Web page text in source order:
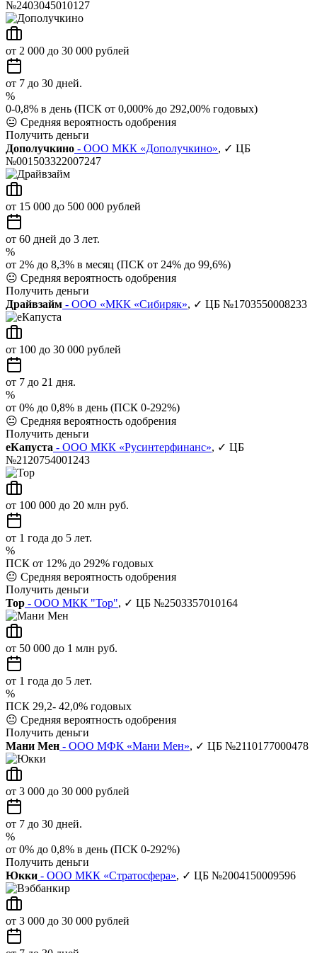
№2403045010127
от 2 000 до 30 000 рублей
от 7 до 30 дней.
%
0-0,8% в день (ПСК от 0,000% до 292,00% годовых)
😐 Средняя вероятность одобрения
Получить деньги
Дополучкино - ООО МКК «Дополучкино», ✓ ЦБ
№001503322007247
от 15 000 до 500 000 рублей
от 60 дней до 3 лет.
%
от 2% до 8,3% в месяц (ПСК от 24% до 99,6%)
😐 Средняя вероятность одобрения
Получить деньги
Драйвзайм - ООО «МКК «Сибиряк», ✓ ЦБ №1703550008233
от 100 до 30 000 рублей
от 7 до 21 дня.
%
от 0% до 0,8% в день (ПСК 0-292%)
😐 Средняя вероятность одобрения
Получить деньги
еКапуста - ООО МКК «Русинтерфинанс», ✓ ЦБ
№2120754001243
от 100 000 до 20 млн руб.
от 1 года до 5 лет.
%
ПСК от 12% до 292% годовых
😐 Средняя вероятность одобрения
Получить деньги
Тор - ООО МКК "Тор", ✓ ЦБ №2503357010164
от 50 000 до 1 млн руб.
от 1 года до 5 лет.
%
ПСК 29,2- 42,0% годовых
😐 Средняя вероятность одобрения
Получить деньги
Мани Мен - ООО МФК «Мани Мен», ✓ ЦБ №2110177000478
от 3 000 до 30 000 рублей
от 7 до 30 дней.
%
от 0% до 0,8% в день (ПСК 0-292%)
Получить деньги
Юкки - ООО МКК «Стратосфера», ✓ ЦБ №2004150009596
от 3 000 до 30 000 рублей